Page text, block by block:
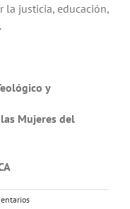
la justicia, educación,
y
Mujeres del